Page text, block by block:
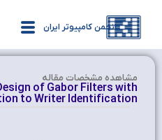
انجمن کامپیوتر ایران
مشاهده‌ مشخصات مقاله
of Gabor Filters with
to Writer Identification